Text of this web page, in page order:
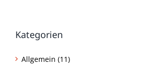
Kategorien
Allgemein (11)